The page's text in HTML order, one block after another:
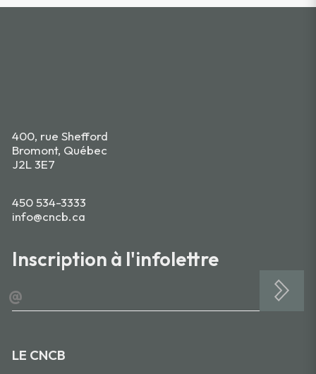
400, rue Shefford
Bromont, Québec
J2L 3E7
450 534-3333
info@cncb.ca
Inscription à l'infolettre
@
LE CNCB